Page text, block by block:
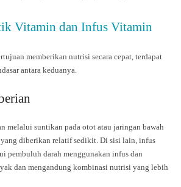
Vitamin dan Infus Vitamin
memberikan nutrisi secara cepat, terdapat
antara keduanya.
melalui suntikan pada otot atau jaringan bawah
diberikan relatif sedikit. Di sisi lain, infus
pembuluh darah menggunakan infus dan
dan mengandung kombinasi nutrisi yang lebih